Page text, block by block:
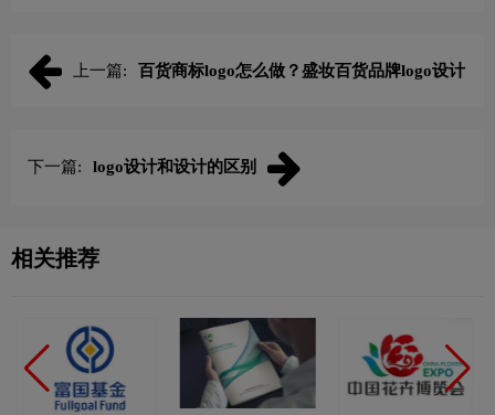
上一篇: 百货商标logo怎么做？盛妆百货品牌logo设计
下一篇: logo设计和设计的区别
相关推荐